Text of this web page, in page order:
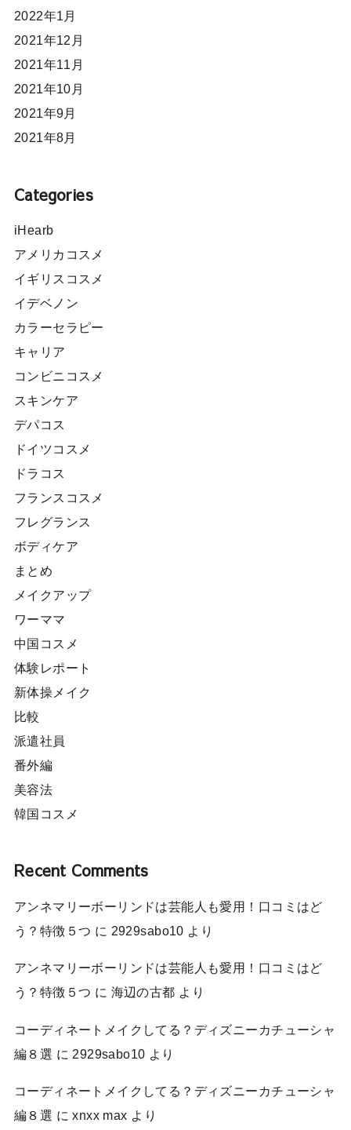
2022年1月
2021年12月
2021年11月
2021年10月
2021年9月
2021年8月
Categories
iHearb
アメリカコスメ
イギリスコスメ
イデベノン
カラーセラピー
キャリア
コンビニコスメ
スキンケア
デパコス
ドイツコスメ
ドラコス
フランスコスメ
フレグランス
ボディケア
まとめ
メイクアップ
ワーママ
中国コスメ
体験レポート
新体操メイク
比較
派遣社員
番外編
美容法
韓国コスメ
Recent Comments
アンネマリーボーリンドは芸能人も愛用！口コミはど
う？特徴５つ に 2929sabo10 より
アンネマリーボーリンドは芸能人も愛用！口コミはど
う？特徴５つ に 海辺の古都 より
コーディネートメイクしてる？ディズニーカチューシャ
編８選 に 2929sabo10 より
コーディネートメイクしてる？ディズニーカチューシャ
編８選 にxnxx max より